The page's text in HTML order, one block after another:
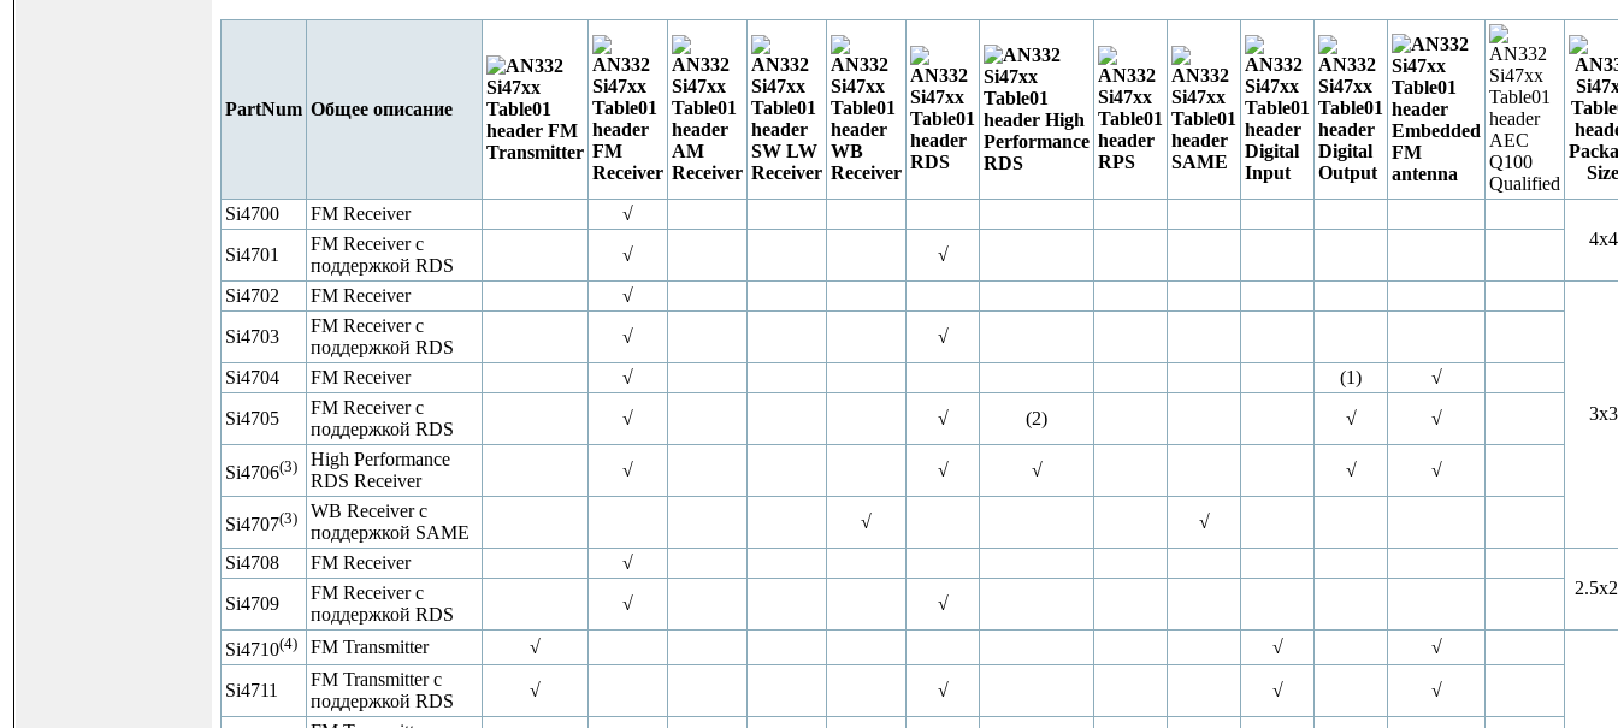
PartNum Общее описание
Si4700 FM Receiver
√
4x4
Si4701
FM Receiver с
поддержкой RDS
√
√
Si4702
FM Receiver √
3x3
Si4703
FM Receiver с
поддержкой RDS
√
√
Si4704
FM Receiver √ (1)
√
Si4705
FM Receiver с
поддержкой RDS
√ √ (2) √ √
Si4706(3)
High Performance
RDS Receiver
√ √ √ √ √
Si4707(3)
WB Receiver с
поддержкой SAME
√
√
Si4708
FM Receiver
√
Si4709
FM Receiver с
поддержкой RDS
√ √
Si4710(4) FM Transmitter √ √ √
Si4711
FM Transmitter с
поддержкой RDS
√ √ √ √